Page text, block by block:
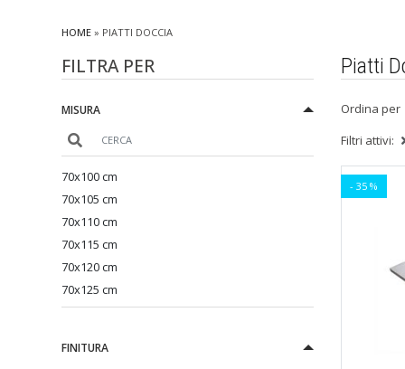
HOME» PIATTI DOCCIA
FILTRA PER
MISURA
70x100 cm
70x105 cm
70x110 cm
70x115 cm
70x120 cm
70x125 cm
70x130 cm
70x140 cm
FINITURA
Piatti
Ordina per
Filtri attivi:
- 35 %